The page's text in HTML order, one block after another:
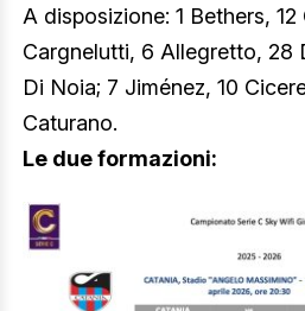
A disposizione: 1 Bethers,
Cargnelutti, 6 Allegretto, 28
Di Noia; 7 Jiménez, 10
Caturano.
Le due formazioni: